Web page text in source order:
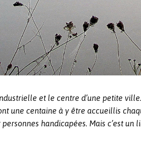
et le centre d’une petite
une centaine à y être accueillis
handicapées. Mais c’est